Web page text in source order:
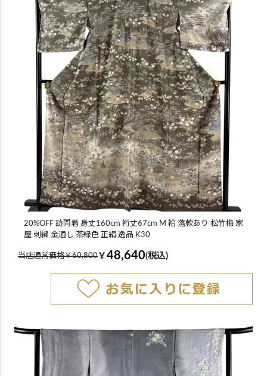
20%OFF 訪問着 身丈160cm 裄丈67cm M 袷 落款あり 松竹梅 家
屋 刺繍 金通し 茶緑色 正絹 逸品 K30
当店通常価格￥60,800￥ 48,640(税込)